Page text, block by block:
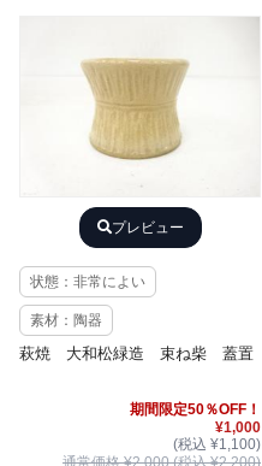
プレビュー
状態：非常によい
素材：陶器
萩焼 大和松緑造 束ね柴 蓋置
期間限定50％OFF！
¥1,000
(税込 ¥1,100)